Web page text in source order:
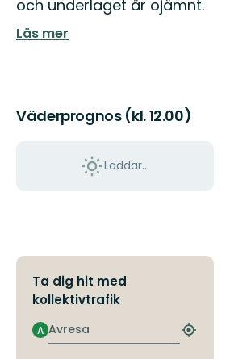
och underlaget är ojämnt.
Läs mer
Väderprognos (kl. 12.00)
Laddar...
Ta dig hit med
kollektivtrafik
Avresa
A
Hitta